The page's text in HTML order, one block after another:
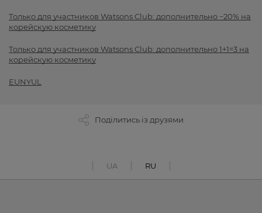
Только для участников Watsons Club: дополнительно −20% на
корейскую косметику
Только для участников Watsons Club: дополнительно 1+1=3 на
корейскую косметику
EUNYUL
Поділитись із друзями
UA RU